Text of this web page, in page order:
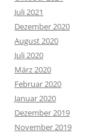
Juli 2021
Dezember 2020
August 2020
Juli 2020
März 2020
Februar 2020
Januar 2020
Dezember 2019
November 2019